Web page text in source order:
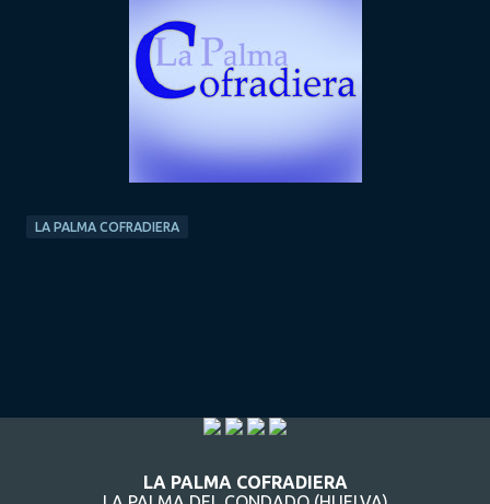
LA PALMA COFRADIERA
LA PALMA COFRADIERA